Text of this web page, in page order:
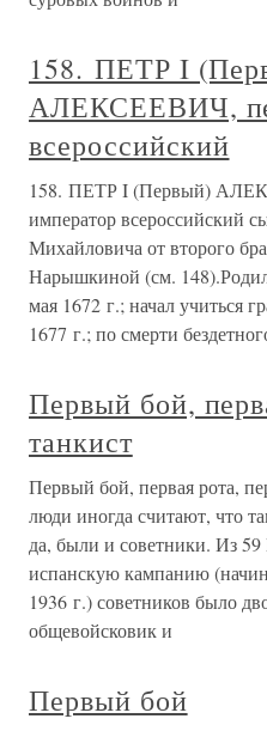
158. ПЕТР I
АЛЕКСЕЕВИЧ,
всероссийский
158. ПЕТР I (Первый)
император всероссийский
Михайловича от второго
Нарышкиной (см.
мая 1672 г.; начал учиться
1677 г.; по смерти
Первый бой,
танкист
Первый бой, первая рота,
люди иногда считают, что
да, были и советники. Из 59
испанскую кампанию
1936 г.) советников было
общевойсковик и
Первый бой